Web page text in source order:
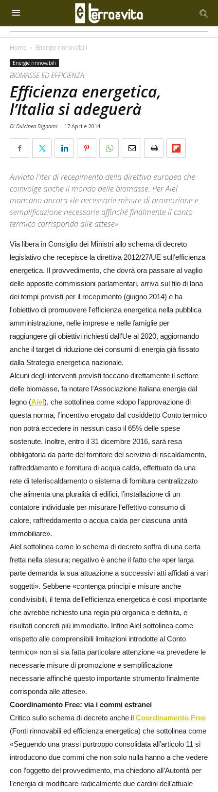
Home Energie rinnovabili
Energie rinnovabili
BIOMASSE ED EFFICIENZA
Efficienza energetica,
l’Italia si adeguerà
Di Dulcinea Bignami - 17 Aprile 2014
Avviato l'iter di recepimento della direttiva europea che
coinvolge anche il mondo delle biomasse. Per Aiel
mancano ancora «le necessarie misure di promozione e
semplificazione necessarie affinché finalmente il conto
termico corrisponda alle attese»
Via libera in Consiglio dei Ministri allo schema di decreto
legislativo che recepisce la direttiva 2012/27/UE sull’efficienza
energetica. Il provvedimento, che dovrà ora passare al vaglio
delle apposite commissioni parlamentari, arriva sul filo di lana
dei tempi previsti per il recepimento (giugno 2014) e ha
l'obiettivo di promuovere l'efficienza energetica nella pubblica
amministrazione, nelle imprese e nelle famiglie per
raggiungere gli obiettivi richiesti dall'Ue al 2020, aggiornando
anche il target di riduzione dei consumi di energia già fissato
dalla Strategia energetica nazionale.
Alcuni degli interventi previsti toccano direttamente il settore
delle biomasse, fa notare l'Associazione italiana energia dal
legno (Aiel), che sottolinea come «dopo l’approvazione di
questa norma, l’incentivo erogato dal cosiddetto Conto termico
non potrà eccedere in nessun caso il 65% delle spese
sostenute. Inoltre, entro il 31 dicembre 2016, sarà resa
obbligatoria da parte del fornitore del servizio di riscaldamento,
raffreddamento e fornitura di acqua calda, effettuato da una
rete di teleriscaldamento o sistema di fornitura centralizzato
che alimenta una pluralità di edifici, l’installazione di un
contatore individuale per misurare l’effettivo consumo di
calore, raffreddamento o acqua calda per ciascuna unità
immobiliare».
Aiel sottolinea come lo schema di decreto soffra di una certa
fretta nella stesura; negativo è anche il fatto che «per larga
parte demanda la sua attuazione a successivi atti affidati a vari
soggetti». Sebbene «contenga principi e misure anche
condivisibili, il tema dell’efficienza energetica è così importante
che avrebbe richiesto una regia più organica e definita, e
risultati concreti più immediati». Infine Aiel sottolinea come
«rispetto alle comprensibili limitazioni introdotte al Conto
termico» non si sia fatta particolare attenzione «a prevedere le
necessarie misure di promozione e semplificazione
necessarie affinché questo importante strumento finalmente
corrisponda alle attese».
Coordinamento Free: via i commi estranei
Critico sullo schema di decreto anche il Coordinamento Free
(Fonti rinnovabili ed efficienza energetica) che sottolinea come
«Seguendo una prassi purtroppo consolidata all’articolo 11 si
introducono due commi che non solo nulla hanno a che vedere
con l’oggetto del provvedimento, ma chiedono all’Autorità per
l’energia di modificare radicalmente due cardini dell’attuale